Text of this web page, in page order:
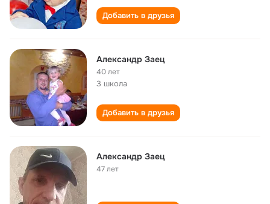
Добавить в друзья
Александр Заец
40 лет
3 школа
Добавить в друзья
Александр Заец
47 лет